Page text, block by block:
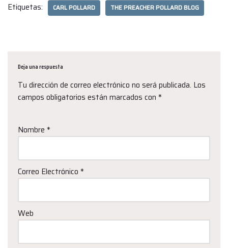
Etiquetas: CARL POLLARD THE PREACHER POLLARD BLOG
Deja una respuesta
Tu dirección de correo electrónico no será publicada. Los
campos obligatorios están marcados con *
Nombre *
Correo Electrónico *
Web